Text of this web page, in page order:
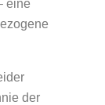
eine
der